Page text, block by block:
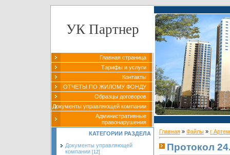
УК Партнер
Главная страница
Тарифы и услуги
Контакты
ОТЧЕТЫ ПО ЖИЛОМУ ФОНДУ
Образцы договоров
Документы управляющей компании
Административные
правонарушения
КАТЕГОРИИ РАЗДЕЛА
Документы управляющей
компании [12]
Главная » Файлы » г
Протокол